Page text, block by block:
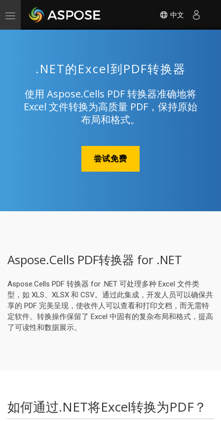
Toggle
中文
.NET的Excel到PDF转换器
使用 Aspose.Cells PDF 转换器准确地将
Excel 文件转换为高质量 PDF，保持原始
布局和格式。
尝试免费
Aspose.Cells PDF转换器 for .NET
Aspose.Cells PDF 转换器 for .NET 可处理多种 Excel 文件类
型，如 XLS、XLSX 和 CSV。通过此集成，开发人员可以确保共
享的 PDF 完美呈现，使收件人可以查看和打印文档，而无需特
定软件。转换操作保留了 Excel 中固有的复杂布局和格式，提高
了可读性和数据展示。
如何通过.NET将Excel转换为PDF？